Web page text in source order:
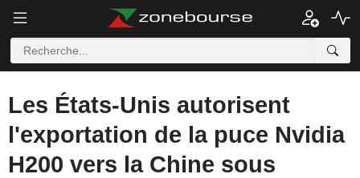
Les États-Unis autorisent
l'exportation de la puce Nvidia
H200 vers la Chine sous